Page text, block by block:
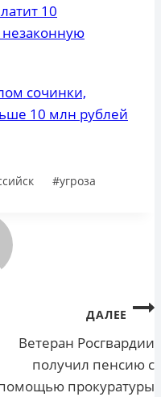
10
сочинки,
10 млн рублей
#угроза
ДАЛЕЕ
Ветеран Росгвардии
получил пенсию с
прокуратуры